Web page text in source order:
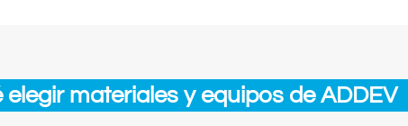
elegir materiales y equipos de ADDEV